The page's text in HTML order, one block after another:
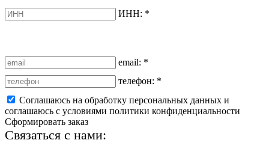
ИНН: *
email: *
телефон: *
Соглашаюсь на обработку персональных данных и
соглашаюсь с условиями политики конфиденциальности
Сформировать заказ
Связаться с нами: